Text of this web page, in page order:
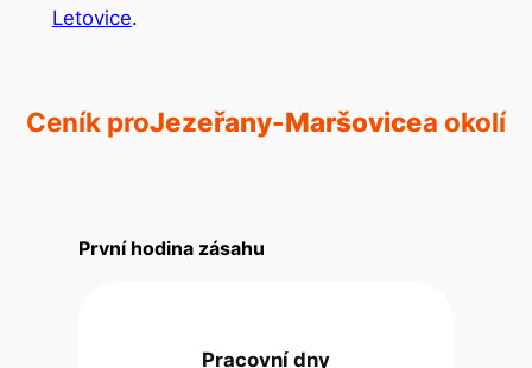
Letovice.
Ceník proJezeřany-Maršovicea okolí
První hodina zásahu
Pracovní dny